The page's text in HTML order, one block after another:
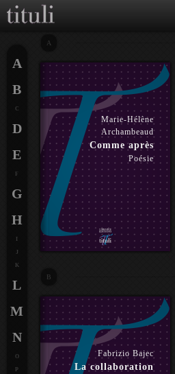
A
Marie-Hélène
Archambeaud
Comme après
Poésie
B
Fabrizio Bajec
La collaboration
A
B
C
D
E
F
G
H
J
K
L
M
N
O
P